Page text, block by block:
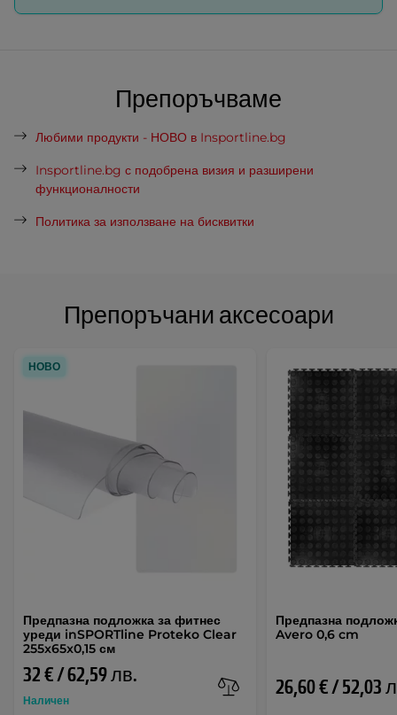
Препоръчани аксесоари
Предпазна подложка за фитнес
уреди inSPORTline Proteko Clear
255x65x0,15 см
32 € / 62,59 лв.
Наличен
НОВО
Предпазна
Avero 0,6 cm
26,60 € / 52,03
Препоръчваме
Любими продукти - НОВО в Insportline.bg
Insportline.bg с подобрена визия и разширени
функционалности
Политика за използване на бисквитки